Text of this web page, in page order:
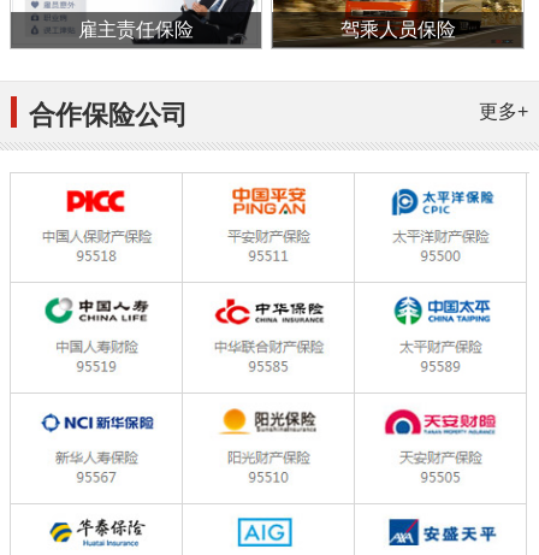
雇主责任保险 驾乘人员保险
更多+
合作保险公司